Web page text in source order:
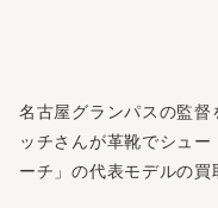
名古屋グランパスの監
ッチさんが革靴でシュ
ーチ」の代表モデルの買